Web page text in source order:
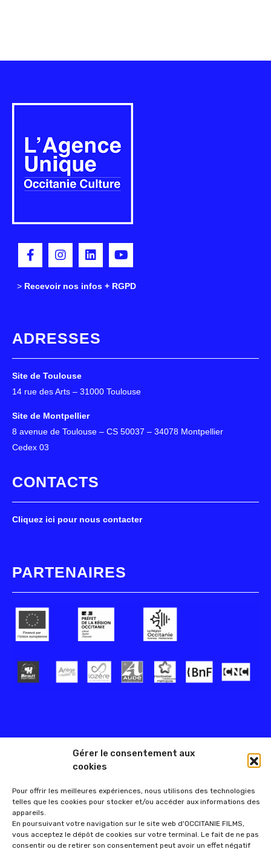
Gérer le consentement aux
cookies
Pour offrir les meilleures expériences, nous utilisons des technologies
telles que les cookies pour stocker et/ou accéder aux informations des
appareils.
En poursuivant votre navigation sur le site web d'OCCITANIE FILMS,
vous acceptez le dépôt de cookies sur votre terminal. Le fait de ne pas
consentir ou de retirer son consentement peut avoir un effet négatif
> Recevoir nos infos + RGPD
ADRESSES
Site de Toulouse
14 rue des Arts – 31000 Toulouse
Site de Montpellier
8 avenue de Toulouse – CS 50037 – 34078 Montpellier
Cedex 03
CONTACTS
Cliquez ici pour nous contacter
PARTENAIRES